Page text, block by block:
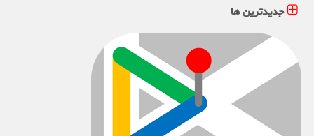
جدیدترین ها